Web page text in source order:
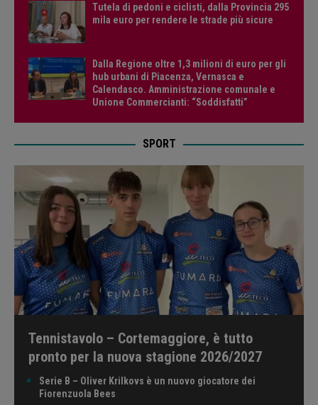
Tutela di pedoni e ciclisti, dalla Provincia 295
mila euro per rendere le strade più sicure
Dalla Regione oltre 1,3 milioni di euro per gli
hub urbani di Piacenza, Vernasca e
Calendasco. Amministrazione comunale e
Unione Commercianti: “Soddisfatti”
SPORT
Tennistavolo – Cortemaggiore, è tutto
pronto per la nuova stagione 2026/2027
Serie B – Oliver Krilkovs è un nuovo giocatore dei
Fiorenzuola Bees